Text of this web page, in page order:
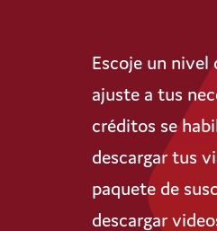
Escoje un nivel
ajuste a tus
créditos se
descargar tus
paquete de
descargar